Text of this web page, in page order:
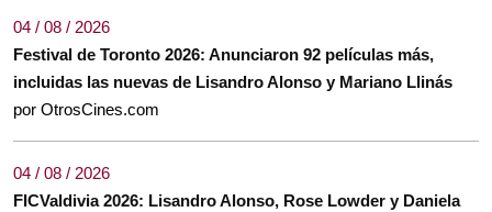
04 / 08 / 2026
Festival de Toronto 2026: Anunciaron 92 películas más,
incluidas las nuevas de Lisandro Alonso y Mariano Llinás
por OtrosCines.com
04 / 08 / 2026
FICValdivia 2026: Lisandro Alonso, Rose Lowder y Daniela